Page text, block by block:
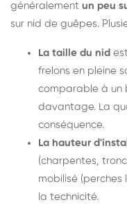
généralement un peu
sur nid de guêpes.
La taille du nid
frelons en pleine
comparable à un
davantage. La
conséquence.
La hauteur
(charpentes,
mobilisé
la technicité.